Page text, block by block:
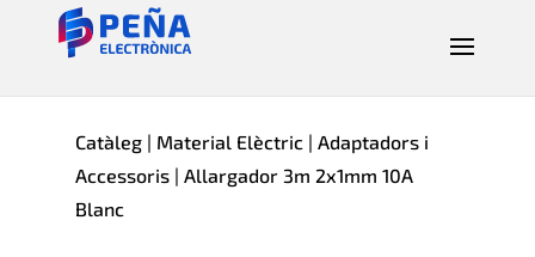
Catàleg| Material Elèctric | Adaptadors i
Accessoris| Allargador 3m 2x1mm 10A
Blanc